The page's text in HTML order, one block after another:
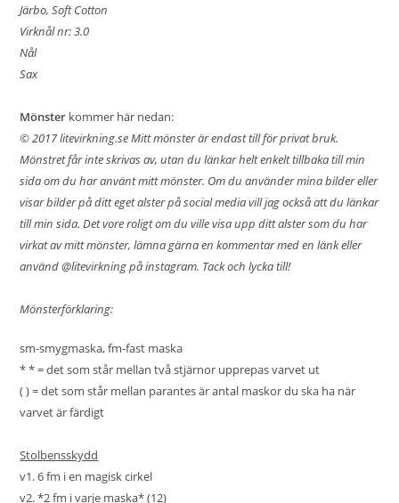
Järbo, Soft Cotton
Virknål nr: 3.0
Nål
Sax
Mönster kommer här nedan:
© 2017litevirkning.seMitt mönster är endast till för privat bruk.
Mönstret får inte skrivas av, utan du länkar helt enkelt tillbaka till min
sida om du har använt mitt mönster. Om du använder mina bilder eller
visar bilder på ditt eget alster på social media vill jag också att du länkar
till min sida. Det vore roligt om du ville visa upp ditt alster som du har
virkat av mitt mönster, lämna gärna en kommentar med en länk eller
använd @litevirkning på instagram. Tack och lycka till!
Mönsterförklaring:
sm-smygmaska, fm-fast maska
* * = det som står mellan två stjärnor upprepas varvet ut
( ) = det som står mellan parantes är antal maskor du ska ha när
varvet är färdigt
Stolbensskydd
v1. 6 fm i en magisk cirkel
v2. *2 fm i varje maska* (12)